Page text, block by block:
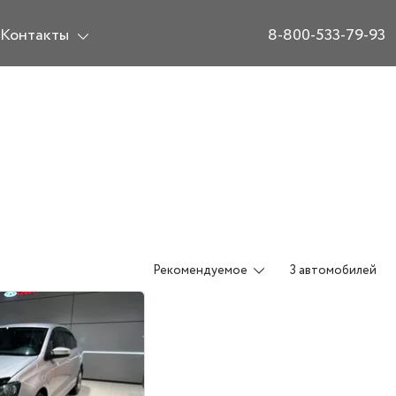
Контакты 8-800-533-79-93
Рекомендуемое 3 автомобилей